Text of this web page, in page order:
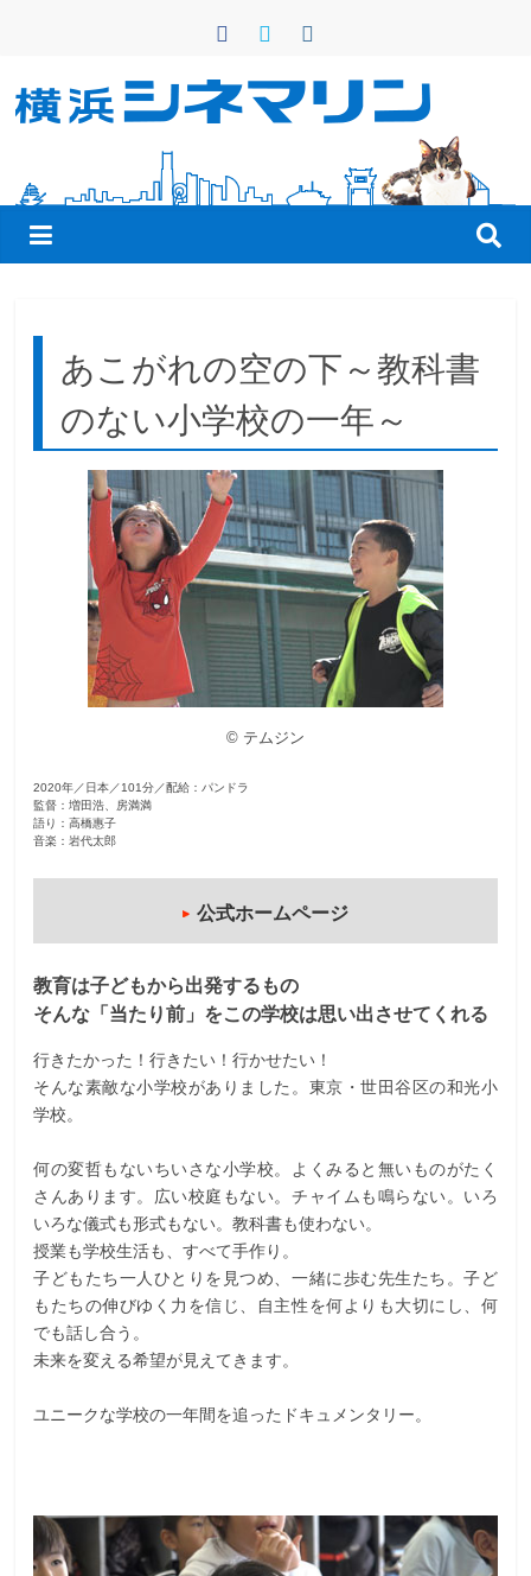
ン
横
浜
シ
ネ
マ
リ
街
で
あこがれの空の下～教科書
のない小学校の一年～
© テムジン
2020年／日本／101分／配給：パンドラ
監督：増田浩、房満満
語り：高橋惠子
音楽：岩代太郎
公式ホームページ
教育は子どもから出発するもの
そんな「当たり前」をこの学校は思い出させてくれる
行きたかった！行きたい！行かせたい！
そんな素敵な小学校がありました。東京・世田谷区の和光小
学校。
何の変哲もないちいさな小学校。よくみると無いものがたく
さんあります。広い校庭もない。チャイムも鳴らない。いろ
いろな儀式も形式もない。教科書も使わない。
授業も学校生活も、すべて手作り。
子どもたち一人ひとりを見つめ、一緒に歩む先生たち。子ど
もたちの伸びゆく力を信じ、自主性を何よりも大切にし、何
でも話し合う。
未来を変える希望が見えてきます。
ユニークな学校の一年間を追ったドキュメンタリー。